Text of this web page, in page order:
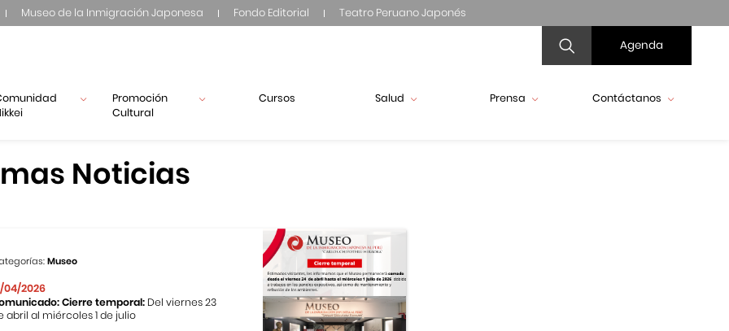
Museo de la Inmigración Japonesa Fondo Editorial Teatro Peruano Japonés
Agenda
Promoción
Cultural
Cursos Salud Prensa Contáctanos
Noticias
Museo
04/2026
Cierre temporal: Del viernes 23
abril al miércoles 1 de julio